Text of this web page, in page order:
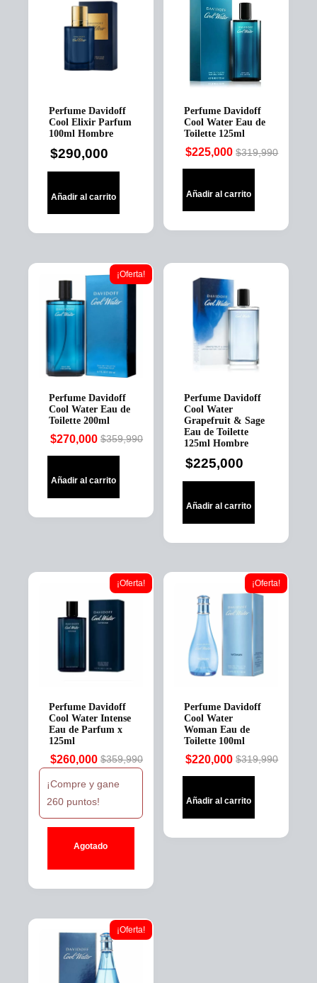
opciones
de
producto
Perfume Davidoff
Cool Elixir Parfum
100ml Hombre
$290,000
Añadir al carrito
Perfume Davidoff
Cool Water Eau de
Toilette 125ml
$319,990
Original
was:
$225,000
Current
is:
Añadir al carrito
¡Oferta!
Perfume Davidoff
Cool Water Eau de
Toilette 200ml
$359,990
Original
was:
$270,000
Current
is:
Añadir al carrito
Perfume Davidoff
Cool Water
Grapefruit & Sage
Eau de Toilette
125ml Hombre
$225,000
Añadir al carrito
¡Oferta!
Perfume Davidoff
Cool Water Intense
Eau de Parfum x
125ml
$359,990
Original
price
was:
$260,000
Current
price
is:
¡Compre y gane
260 puntos!
Agotado
¡Oferta!
Perfume Davidoff
Cool Water
Woman Eau de
Toilette 100ml
$319,990
Original
was:
$220,000
Current
is:
Añadir al carrito
¡Oferta!